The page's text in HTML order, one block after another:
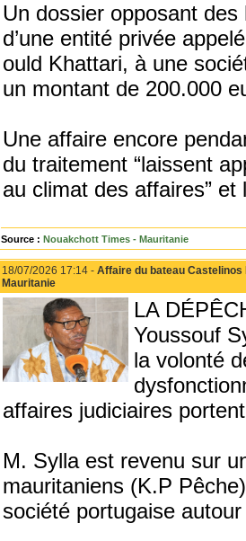
Un dossier opposant
d’une entité privée
ould Khattari, à une
un montant de 200.000
Une affaire encore
du traitement “laissent
au climat des affaires” et
Source : Nouakchott Times - Mauritanie
18/07/2026 17:14 - Affaire du bateau
Mauritanie
LA
Youssouf
la volonté
affaires judiciaires
M. Sylla est revenu sur
mauritaniens (K.P
société portugaise